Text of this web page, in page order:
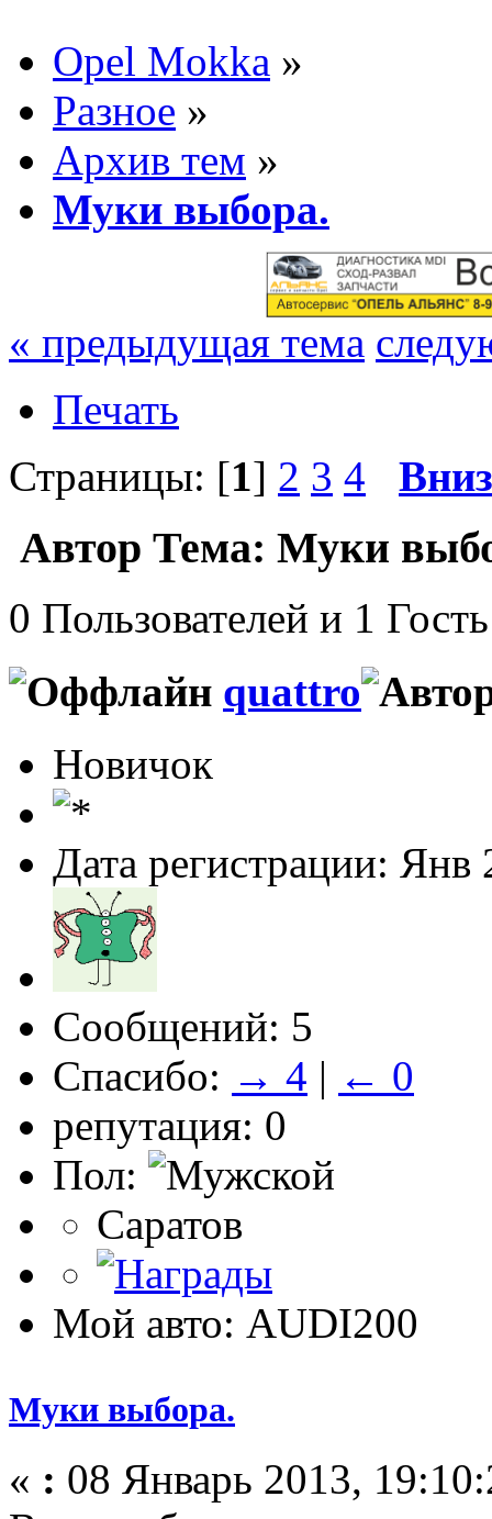
Opel Mokka »
Разное »
Архив тем »
Муки выбора.
« предыдущая тема
Печать
Страницы: [1] 2 3 4 Вниз
Автор Тема: Муки
0 Пользователей и 1
quattro
Новичок
Дата регистрации: Янв
Сообщений: 5
Спасибо: → 4 | ← 0
репутация: 0
Пол:
Саратов
Мой авто: AUDI200
Муки выбора.
« : 08 Январь 2013,